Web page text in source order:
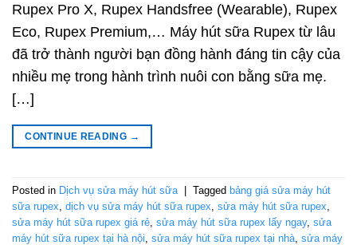
Rupex Pro X, Rupex Handsfree (Wearable), Rupex
Eco, Rupex Premium,… Máy hút sữa Rupex từ lâu
đã trở thành người bạn đồng hành đáng tin cậy của
nhiều mẹ trong hành trình nuôi con bằng sữa mẹ.
[…]
CONTINUE READING →
Posted in Dịch vụ sửa máy hút sữa Tagged bảng giá sửa máy hút
sữa rupex dịch vụ sửa máy hút sữa rupex sửa máy hút sữa rupex
sửa máy hút sữa rupex giá rẻ sửa máy hút sữa rupex lấy ngay, sửa
máy hút sữa rupex tại hà nội sửa máy hút sữa rupex tại nhà sửa máy